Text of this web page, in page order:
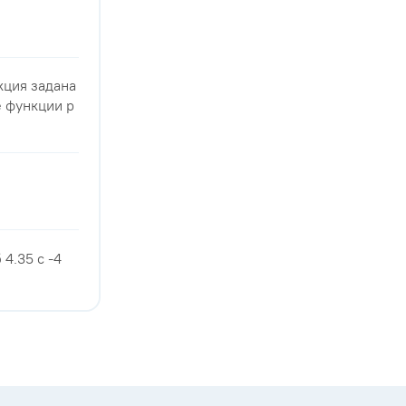
задана
функции р
4.35 с -4